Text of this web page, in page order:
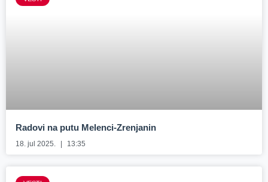
Radovi na putu Melenci-Zrenjanin
18. jul 2025. 13:35